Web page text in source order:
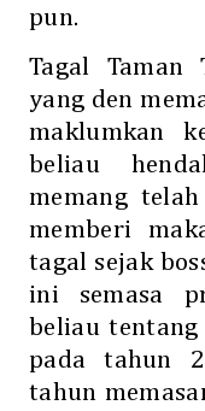
pun.
Tagal Taman
yang den
maklumkan
beliau
memang
memberi
tagal sejak
ini semasa
beliau
pada tahun
tahun